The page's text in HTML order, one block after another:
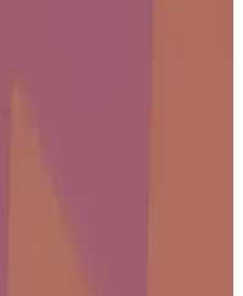
görüntü kalitesi, canlı
evde eğlenceyi yeni
kullanıcıların
Teknik Özellikler ve